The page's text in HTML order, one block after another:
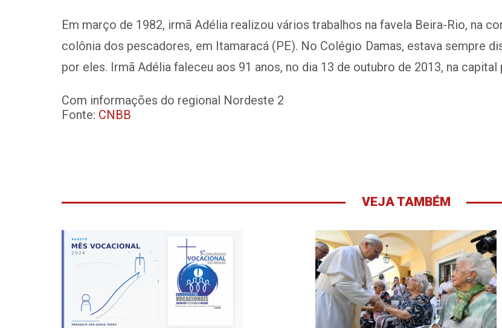
Em março de 1982, irmã Adélia realizou vários trabalhos na favela Beira-Rio, na
colônia dos pescadores, em Itamaracá (PE). No Colégio Damas, estava sempre
por eles. Irmã Adélia faleceu aos 91 anos, no dia 13 de outubro de 2013, na capital
Com informações do regional Nordeste 2
Fonte: CNBB
VEJA TAMBÉM